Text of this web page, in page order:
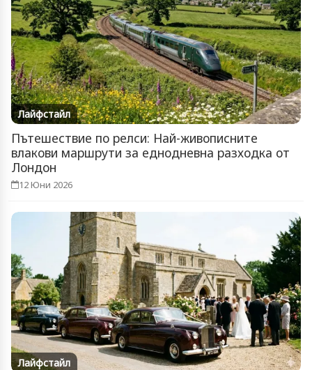
Лайфстайл
Пътешествие по релси: Най-живописните
влакови маршрути за еднодневна разходка от
Лондон
12 Юни 2026
Лайфстайл